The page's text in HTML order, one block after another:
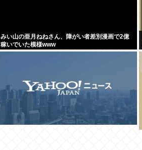
みい山の亜月ねねさん、障がい者差別漫画で2億
稼いでいた模様www